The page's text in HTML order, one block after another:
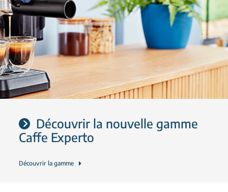
Découvrir la nouvelle gamme
Caffe Experto
Découvrir la gamme